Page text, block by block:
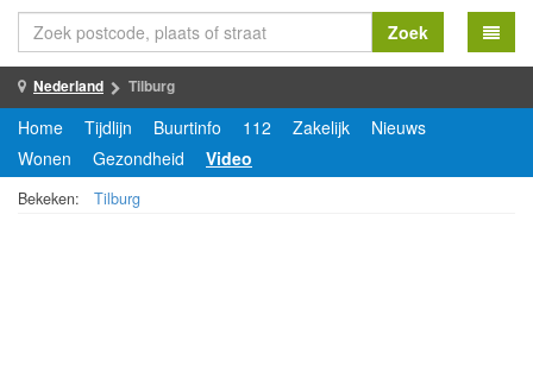
Zoek
Nederland Tilburg
Home Tijdlijn Buurtinfo 112 Zakelijk
Nieuws
Wonen
Gezondheid Video
Bekeken: Tilburg